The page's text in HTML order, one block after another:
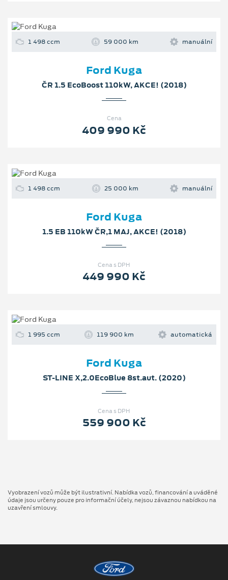
1 498 ccm 59 000 km manuální
Ford Kuga
ČR 1.5 EcoBoost 110kW, AKCE! (2018)
Cena
409 990 Kč
1 498 ccm 25 000 km manuální
Ford Kuga
1.5 EB 110kW ČR,1 MAJ, AKCE! (2018)
Cena s DPH
449 990 Kč
1 995 ccm 119 900 km automatická
Ford Kuga
ST-LINE X,2.0EcoBlue 8st.aut. (2020)
Cena s DPH
559 900 Kč
Vyobrazení vozů může být ilustrativní. Nabídka vozů, financování a uváděné
údaje jsou určeny pouze pro informační účely, nejsou závaznou nabídkou na
uzavření smlouvy.